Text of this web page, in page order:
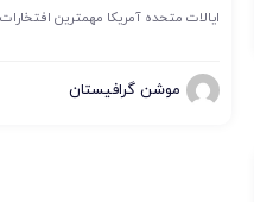
ایالات متحده آمریکا مهمترین
موشن گرافیستان